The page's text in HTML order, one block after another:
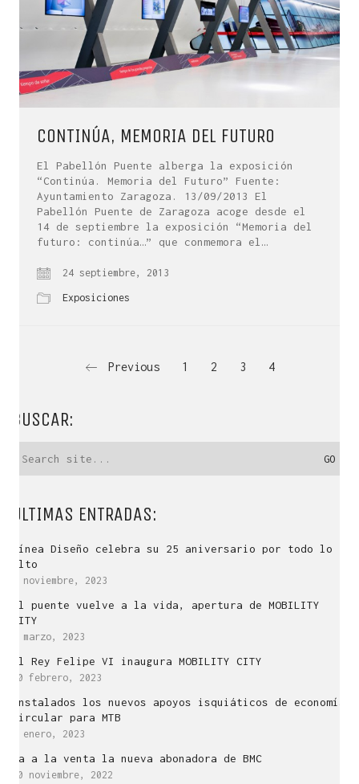
CONTINÚA, MEMORIA DEL FUTURO
El Pabellón Puente alberga la exposición
“Continúa. Memoria del Futuro” Fuente:
Ayuntamiento Zaragoza. 13/09/2013 El
Pabellón Puente de Zaragoza acoge desde el
14 de septiembre la exposición “Memoria del
futuro: continúa…” que conmemora el…
24 septiembre, 2013
Exposiciones
Previous 1 2 3 4
BUSCAR:
for:
ÚLTIMAS ENTRADAS:
Línea Diseño celebra su 25 aniversario por todo lo
alto
4 noviembre, 2023
El puente vuelve a la vida, apertura de MOBILITY
CITY
3 marzo, 2023
El Rey Felipe VI inaugura MOBILITY CITY
20 febrero, 2023
Instalados los nuevos apoyos isquiáticos de economía
circular para MTB
9 enero, 2023
Ya a la venta la nueva abonadora de BMC
30 noviembre, 2022
Es una empresa de Diseño Industrial y Gráfico cuya
actividad se desarrolla en el ámbito
de la creatividad, la innovación, la tecnología y la
comunicación visual.
Con sede en Zaragoza dota de servicios de diseño a
la industria desde 1998.